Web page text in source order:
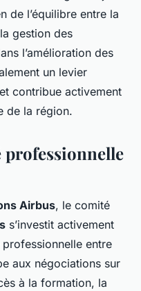
de l’équilibre entre la
gestion des
l’amélioration des
un levier
contribue activement
de la région.
professionnelle
Airbus, le comité
s’investit activement
entre
aux négociations sur
à la formation, la